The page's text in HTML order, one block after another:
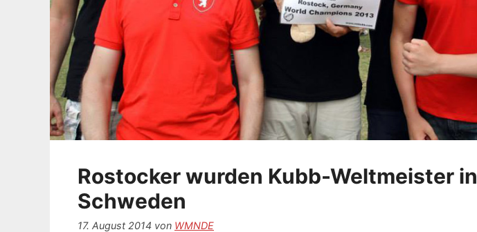
Rostocker wurden Kubb-Weltmeister in
Schweden
17. August 2014 von WMNDE